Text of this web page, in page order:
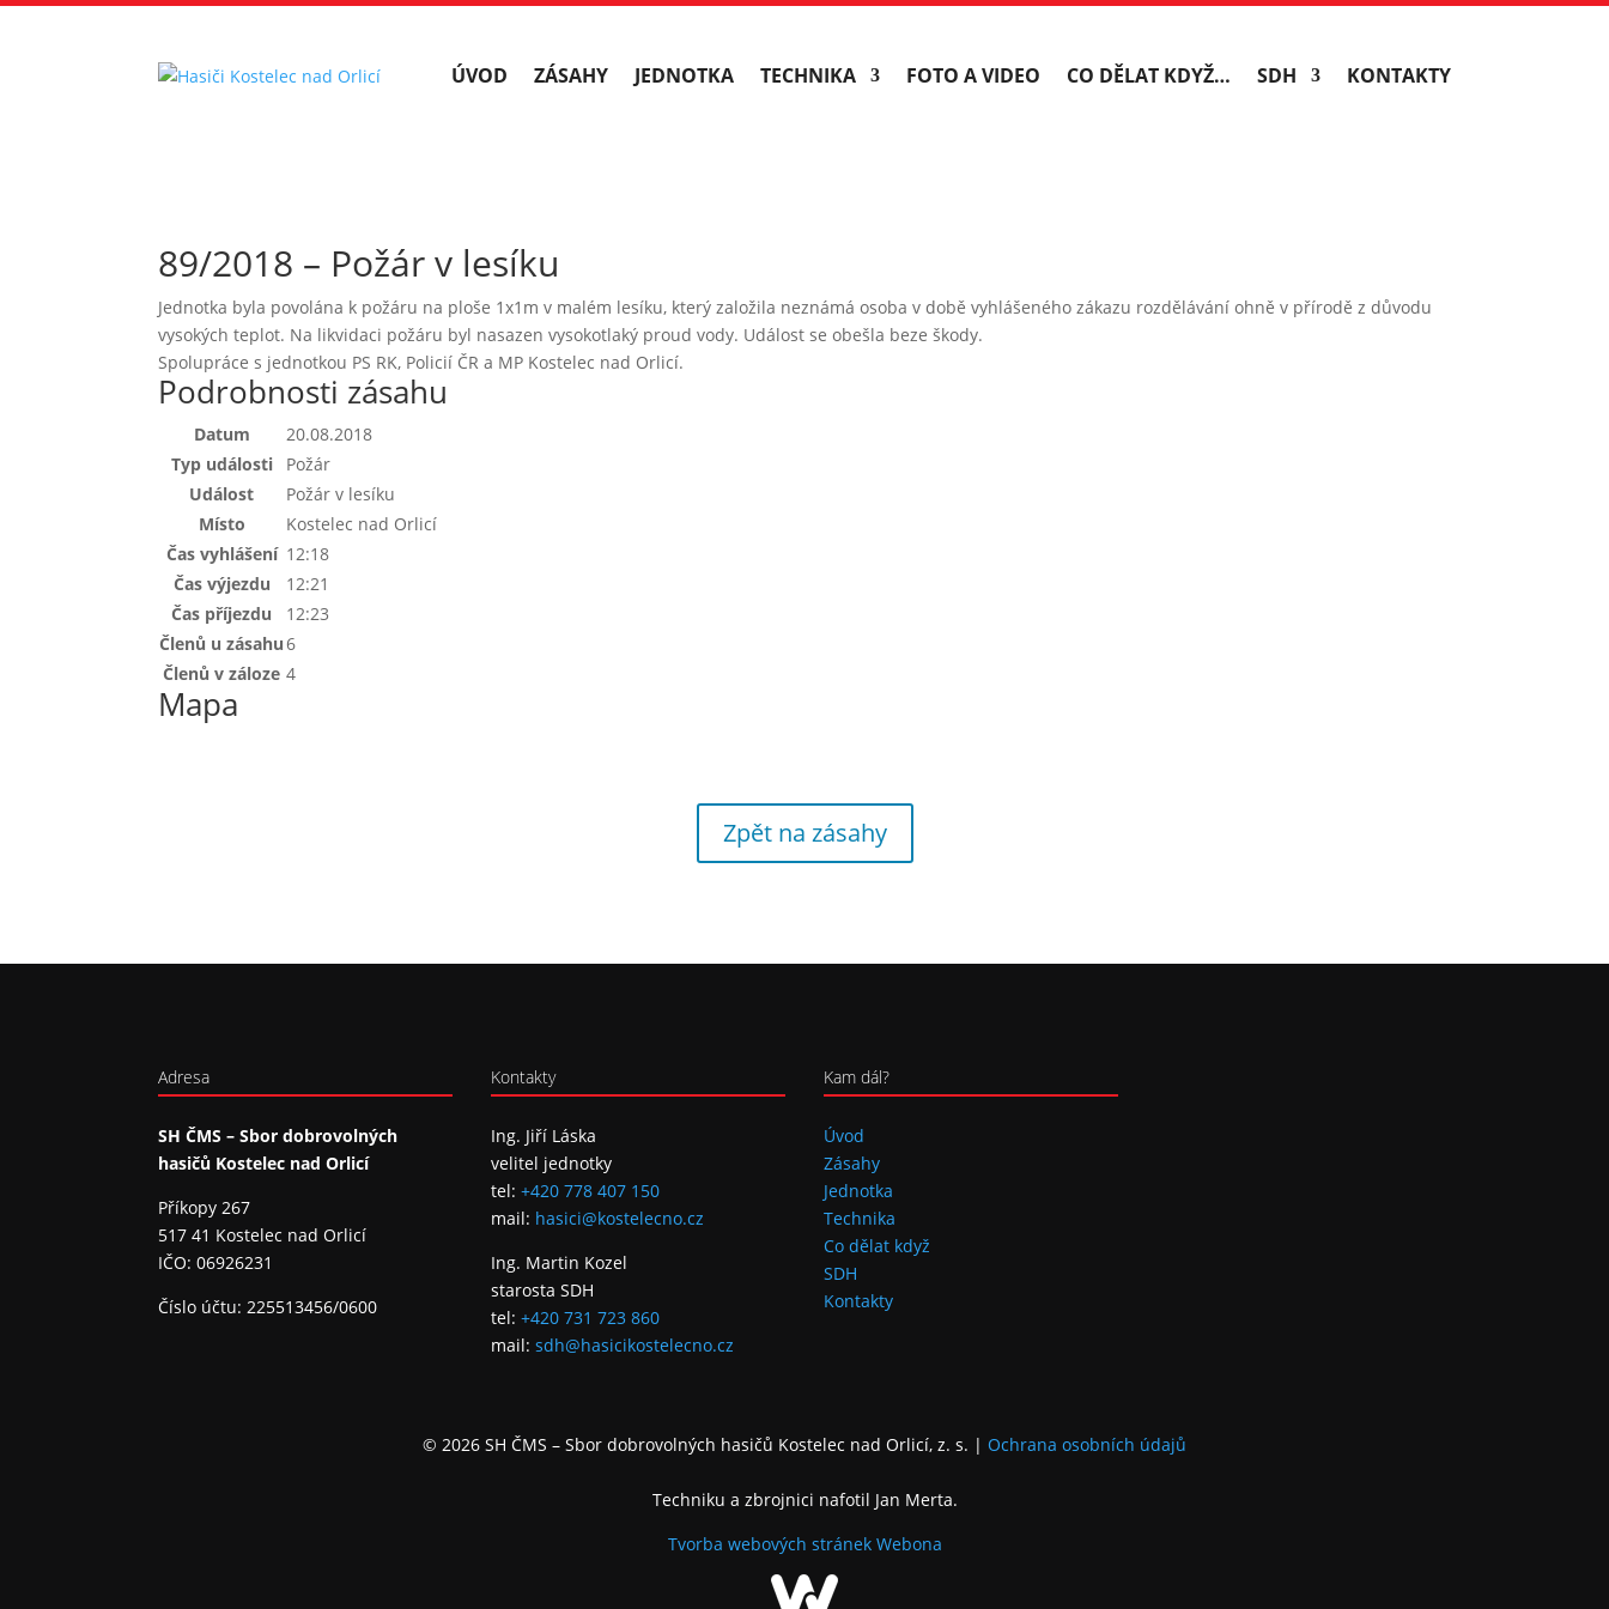
ÚVOD ZÁSAHY JEDNOTKA TECHNIKA FOTO A VIDEO CO DĚLAT KDYŽ… SDH KONTAKTY
89/2018 – Požár v lesíku
Jednotka byla povolána k požáru na ploše 1x1m v malém lesíku, který založila neznámá osoba v době vyhlášeného zákazu rozdělávání ohně v přírodě z důvodu
vysokých teplot. Na likvidaci požáru byl nasazen vysokotlaký proud vody. Událost se obešla beze škody.
Spolupráce s jednotkou PS RK, Policií ČR a MP Kostelec nad Orlicí.
Podrobnosti zásahu
Datum
20.08.2018
Typ události
Požár
Událost
Požár v lesíku
Místo
Kostelec nad Orlicí
Čas vyhlášení 12:18
Čas výjezdu
12:21
Čas příjezdu
12:23
Členů u zásahu6
Členů v záloze 4
Mapa
Zpět na zásahy
Adresa
SH ČMS – Sbor dobrovolných
hasičů Kostelec nad Orlicí
Příkopy 267
517 41 Kostelec nad Orlicí
IČO: 06926231
Číslo účtu: 225513456/0600
Kontakty
Ing. Jiří Láska
velitel jednotky
tel:+420 778 407 150
mail: hasici@kostelecno.cz
Ing. Martin Kozel
starosta SDH
tel:+420 731 723 860
mail:sdh@hasicikostelecno.cz
Kam dál?
Úvod
Zásahy
Jednotka
Technika
Co dělat když
SDH
Kontakty
© 2026 SH ČMS – Sbor dobrovolných hasičů Kostelec nad Orlicí, z. s. | Ochrana osobních údajů
Techniku a zbrojnici nafotil Jan Merta.
Tvorba webových stránek Webona